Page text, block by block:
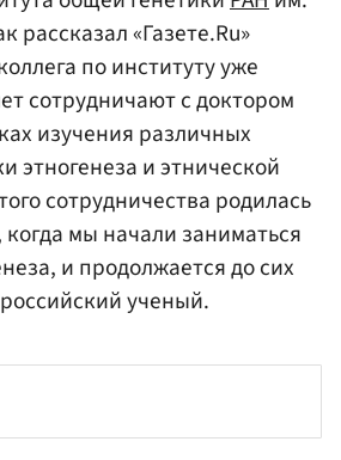
рассказал «Газете.Ru»
по институту уже
сотрудничают с доктором
изучения различных
этногенеза и этнической
сотрудничества родилась
мы начали заниматься
и продолжается до сих
ученый.